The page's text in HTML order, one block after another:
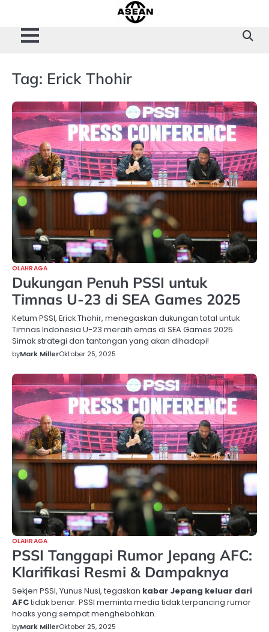
content
Tag: Erick Thohir
OLAHRAGA
Dukungan Penuh PSSI untuk
Timnas U-23 di SEA Games 2025
Ketum PSSI, Erick Thohir, menegaskan dukungan total untuk
Timnas Indonesia U-23 meraih emas di SEA Games 2025.
Simak strategi dan tantangan yang akan dihadapi!
byMark MillerOktober 25, 2025
OLAHRAGA
PSSI Tanggapi Rumor Jepang AFC:
Klarifikasi Resmi & Dampaknya
Sekjen PSSI, Yunus Nusi, tegaskan kabar Jepang keluar dari
AFCtidak benar. PSSI meminta media tidak terpancing rumor
hoaks yang sempat menghebohkan.
byMark MillerOktober 25, 2025